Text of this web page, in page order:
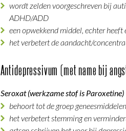
wordt zelden voorgeschreven bij
ADHD/ADD
een opwekkend middel, echter
het verbetert de aandacht/
Antidepressivum (met name bij
Seroxat (werkzame stof is Paroxetine)
behoort tot de groep
het verbetert stemming en